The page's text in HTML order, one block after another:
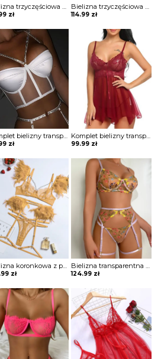
zł 114.99 zł
Komplet bielizny transparentnej z paskami z cyrkoniami
zł
Komplet bielizny transparentna koszulka i stringi
99.99 zł
Bielizna koronkowa z piórami trzyczęściowa
zł
Bielizna transparentna trzyczęściowa
124.99 zł